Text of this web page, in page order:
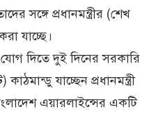
সঙ্গে প্রধানমন্ত্রীর (শেখ
যাচ্ছে।
দিতে দুই দিনের সরকারি
যাচ্ছেন প্রধানমন্ত্রী
এয়ারলাইন্সের একটি